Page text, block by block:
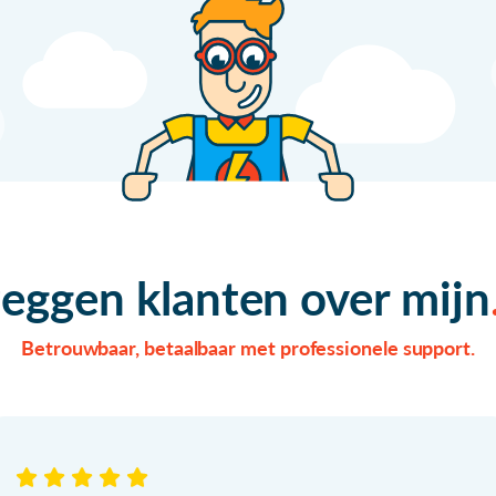
klanten over mijn
Betrouwbaar, betaalbaar met professionele support.